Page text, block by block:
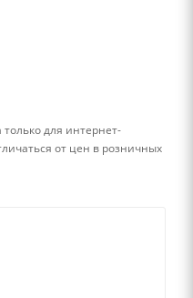
для интернет-
от цен в розничных